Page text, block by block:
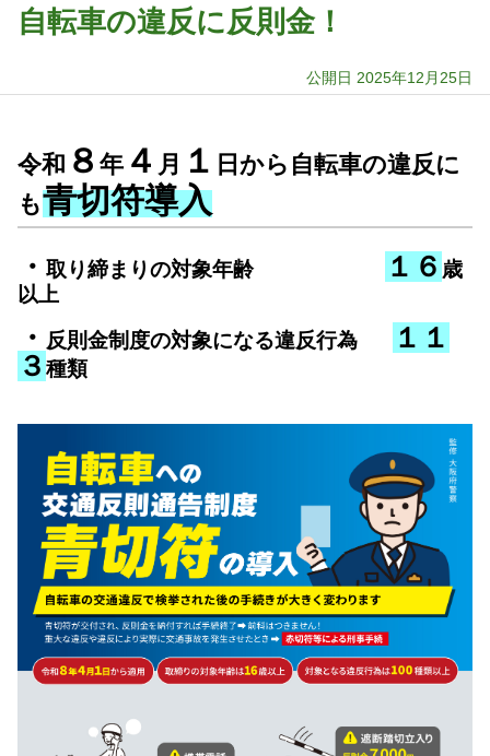
自転車の違反に反則金！
公開日 2025年12月25日
令和 ８ 年 ４ 月 １ 日から自転車の違反に
も青切符導入
・ 取り締まりの対象年齢 １６ 歳
以上
・ 反則金制度の対象になる違反行為
１１
３ 種類